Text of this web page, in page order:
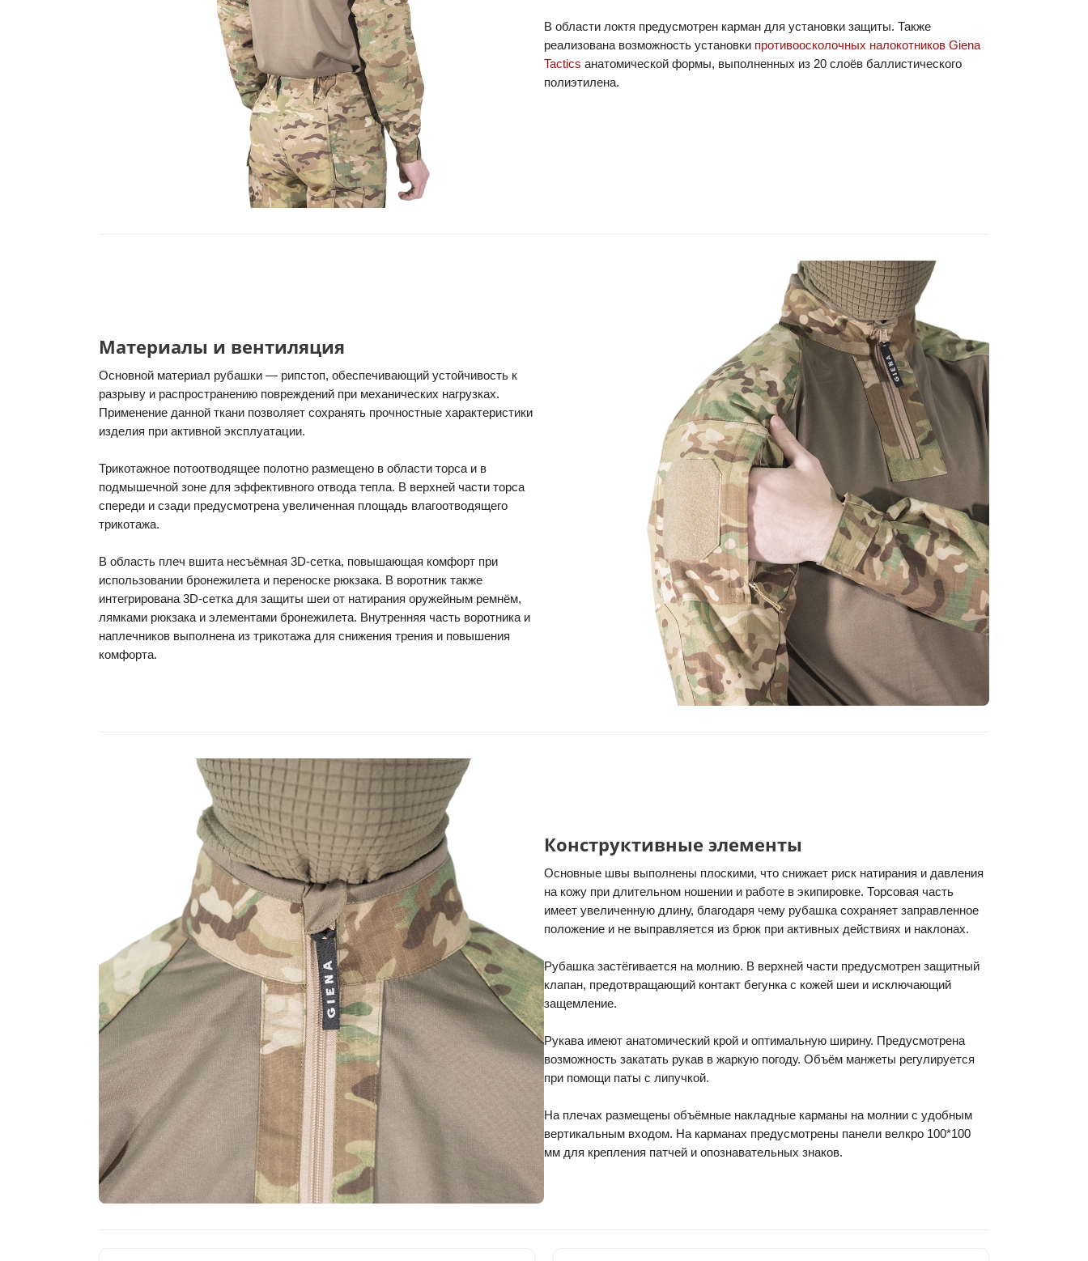
В области локтя предусмотрен карман для установки защиты. Также
реализована возможность установки противоосколочных налокотников Giena
Tactics анатомической формы, выполненных из 20 слоёв баллистического
полиэтилена.
Материалы и вентиляция
Основной материал рубашки — рипстоп, обеспечивающий устойчивость к
разрыву и распространению повреждений при механических нагрузках.
Применение данной ткани позволяет сохранять прочностные характеристики
изделия при активной эксплуатации.
Трикотажное потоотводящее полотно размещено в области торса и в
подмышечной зоне для эффективного отвода тепла. В верхней части торса
спереди и сзади предусмотрена увеличенная площадь влагоотводящего
трикотажа.
В область плеч вшита несъёмная 3D-сетка, повышающая комфорт при
использовании бронежилета и переноске рюкзака. В воротник также
интегрирована 3D-сетка для защиты шеи от натирания оружейным ремнём,
лямками рюкзака и элементами бронежилета. Внутренняя часть воротника и
наплечников выполнена из трикотажа для снижения трения и повышения
комфорта.
Конструктивные элементы
Основные швы выполнены плоскими, что снижает риск натирания и давления
на кожу при длительном ношении и работе в экипировке. Торсовая часть
имеет увеличенную длину, благодаря чему рубашка сохраняет заправленное
положение и не выправляется из брюк при активных действиях и наклонах.
Рубашка застёгивается на молнию. В верхней части предусмотрен защитный
клапан, предотвращающий контакт бегунка с кожей шеи и исключающий
защемление.
Рукава имеют анатомический крой и оптимальную ширину. Предусмотрена
возможность закатать рукав в жаркую погоду. Объём манжеты регулируется
при помощи паты с липучкой.
На плечах размещены объёмные накладные карманы на молнии с удобным
вертикальным входом. На карманах предусмотрены панели велкро 100*100
мм для крепления патчей и опознавательных знаков.